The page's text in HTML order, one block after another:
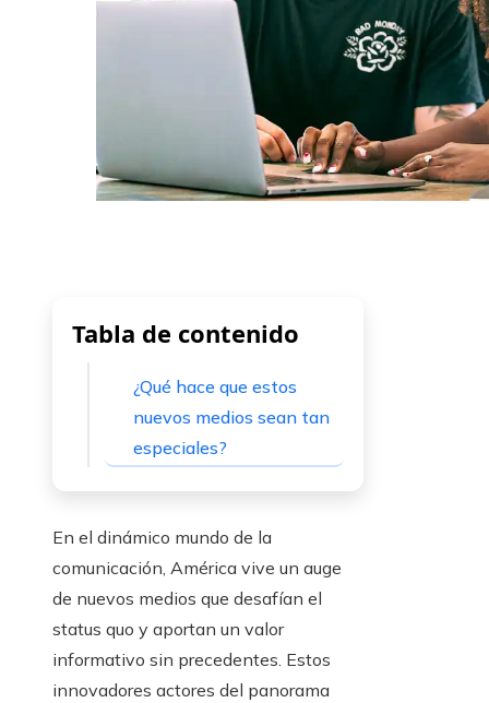
Tabla de contenido
¿Qué hace que estos
nuevos medios sean tan
especiales?
En el dinámico mundo de la
comunicación, América vive un auge
de nuevos medios que desafían el
status quo y aportan un valor
informativo sin precedentes. Estos
innovadores actores del panorama